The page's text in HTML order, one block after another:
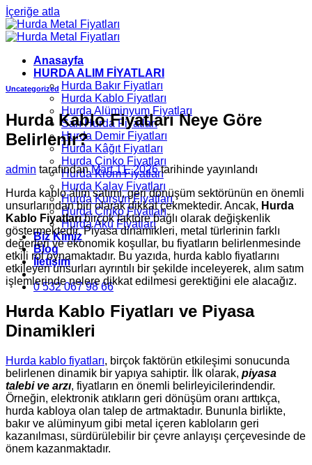
İçeriğe atla
Anasayfa
HURDA ALIM FİYATLARI
Hurda Bakır Fiyatları
Hurda Kablo Fiyatları
Hurda Alüminyum Fiyatları
Sarı Hurda Fiyatları
Hurda Demir Fiyatları
Hurda Kâğıt Fiyatları
Hurda Çinko Fiyatları
Hurda Krom Fiyatları
Hurda Kalay Fiyatları
Hurda Kurşun Fiyatları
Hurda Çinko Fiyatları
Hurda Akü Fiyatları
Biz Kimiz
Blog
İletişim
0 532 067 98 66
Uncategorized
Hurda Kablo Fiyatları Neye Göre
Belirlenir?
admin tarafından Mart 11, 2026tarihinde yayınlandı
Hurda kablo alım satımı, geri dönüşüm sektörünün en önemli
unsurlarından biri olarak dikkat çekmektedir. Ancak, Hurda
Kablo Fiyatlarıbirçok faktöre bağlı olarak değişkenlik
göstermektedir. Piyasa dinamikleri, metal türlerinin farklı
değerleri ve ekonomik koşullar, bu fiyatların belirlenmesinde
etkili rol oynamaktadır. Bu yazıda, hurda kablo fiyatlarını
etkileyen unsurları ayrıntılı bir şekilde inceleyerek, alım satım
işlemlerinde nelere dikkat edilmesi gerektiğini ele alacağız.
Hurda Kablo Fiyatları ve Piyasa
Dinamikleri
Hurda kablo fiyatları, birçok faktörün etkileşimi sonucunda
belirlenen dinamik bir yapıya sahiptir. İlk olarak, piyasa
talebi ve arzı, fiyatların en önemli belirleyicilerindendir.
Örneğin, elektronik atıkların geri dönüşüm oranı arttıkça,
hurda kabloya olan talep de artmaktadır. Bununla birlikte,
bakır ve alüminyum gibi metal içeren kabloların geri
kazanılması, sürdürülebilir bir çevre anlayışı çerçevesinde de
önem kazanmaktadır.